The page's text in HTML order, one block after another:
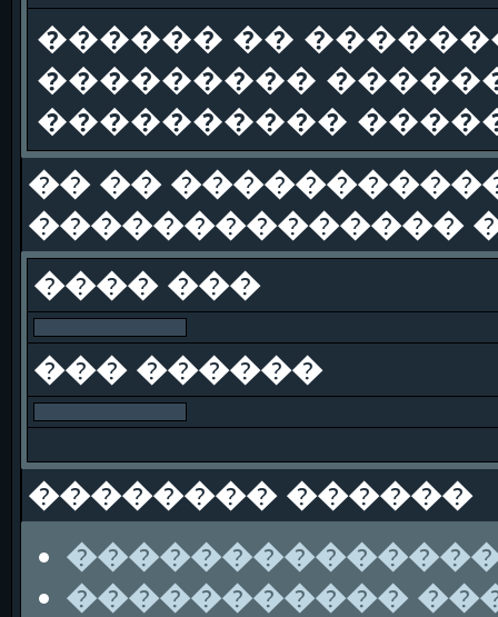
������ ��
���������
����������
�� ��
��������������
���� ���
��� ������
�������� ������
�����������